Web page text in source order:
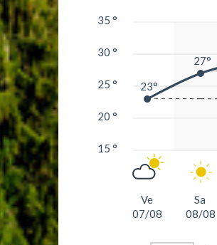
Ve
07/08
Sa
08/08
15 °
20 °
25 °
30 °
35 °
23°
27°